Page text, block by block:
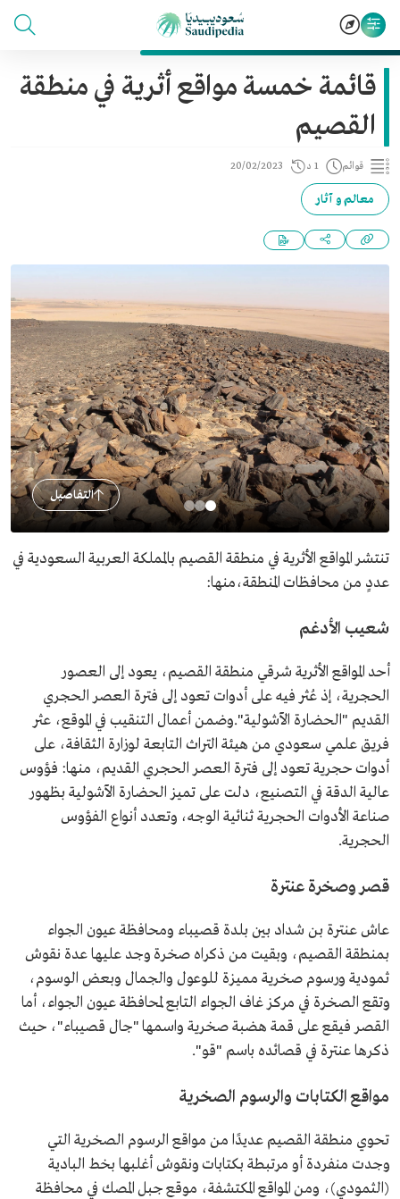
قائمة خمسة مواقع أثرية في منطقة
القصيم
قوائم 1 د 20/02/2023
معالم و آثار
التفاصيل
تنتشر المواقع الأثرية في منطقة القصيم بالمملكة العربية السعودية في
عددٍ من محافظات المنطقة،منها:
شعيب الأدغم
أحد المواقع الأثرية شرقي منطقة القصيم، يعود إلى العصور
الحجرية، إذ عُثر فيه على أدوات تعود إلى فترة العصر الحجري
القديم "الحضارة الآشولية".وضمن أعمال التنقيب في الموقع، عثر
فريق علمي سعودي من هيئة التراث التابعة لوزارة الثقافة، على
أدوات حجرية تعود إلى فترة العصر الحجري القديم، منها: فؤوس
عالية الدقة في التصنيع، دلت على تميز الحضارة الآشولية بظهور
صناعة الأدوات الحجرية ثنائية الوجه، وتعدد أنواع الفؤوس
الحجرية.
قصر وصخرة عنترة
عاش عنترة بن شداد بين بلدة قصيباء ومحافظة عيون الجواء
بمنطقة القصيم، وبقيت من ذكراه صخرة وجد عليها عدة نقوش
ثمودية ورسوم صخرية مميزة للوعول والجمال وبعض الوسوم،
وتقع الصخرة في مركز غاف الجواء التابع لمحافظة عيون الجواء، أما
القصر فيقع على قمة هضبة صخرية واسمها "جال قصيباء"، حيث
ذكرها عنترة في قصائده باسم "قو".
مواقع الكتابات والرسوم الصخرية
تحوي منطقة القصيم عديدًا من مواقع الرسوم الصخرية التي
وجدت منفردة أو مرتبطة بكتابات ونقوش أغلبها بخط البادية
(الثمودي)، ومن المواقع المكتشفة، موقع جبل المصك في محافظة